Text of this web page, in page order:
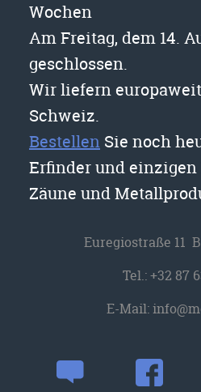
Wochen
Am Freitag, dem 14.
geschlossen.
Wir liefern
Schweiz.
Bestellen Sie noch
Erfinder und
Zäune und
Euregiostraße 11
Tel.:+32 87
E-Mail: